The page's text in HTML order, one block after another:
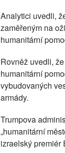
Analytici uvedli,
zaměřeným na
humanitární
Rovněž uvedli,
humanitární
vybudovaných
armády.
Trumpova
„humanitární
izraelský premiér